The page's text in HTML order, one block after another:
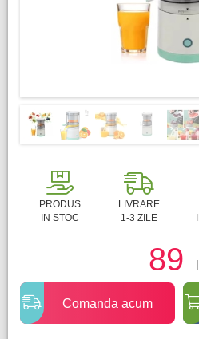
PRODUS
IN STOC
LIVRARE
1-3 ZILE
89
Comanda acum